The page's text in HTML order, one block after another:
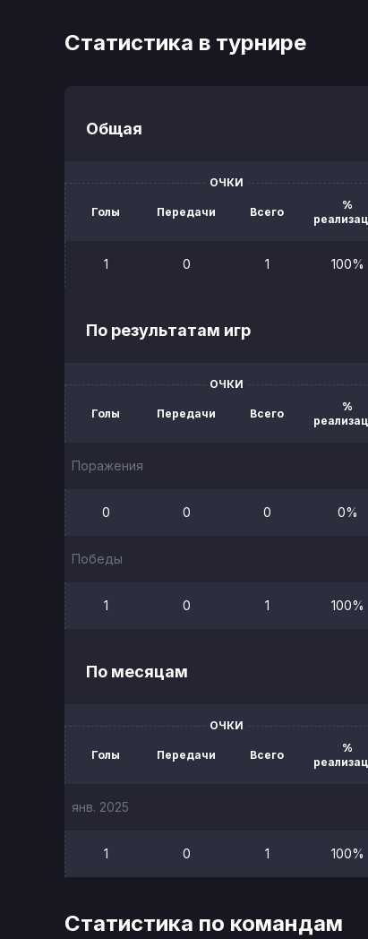
Статистика в турнире
Общая
ОЧКИ
Голы Передачи Всего
%
1 0 1 100%
По результатам игр
ОЧКИ
Голы Передачи Всего
%
Поражения
0 0 0 0%
Победы
1 0 1 100%
По месяцам
ОЧКИ
Голы Передачи Всего
%
янв. 2025
1 0 1 100%
Статистика по командам